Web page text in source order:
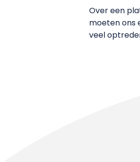
Over een
moeten ons
veel